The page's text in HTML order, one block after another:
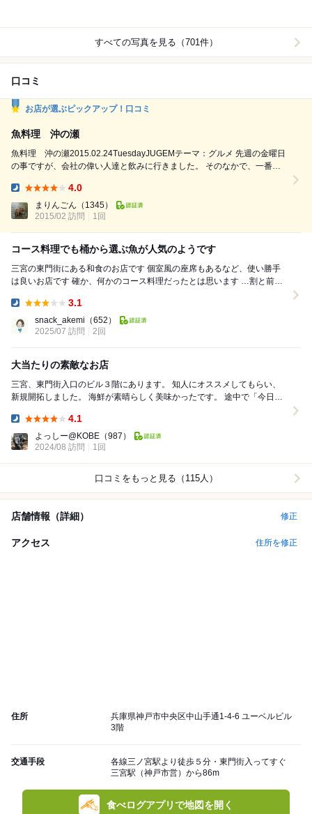
すべての写真を見る（701件）
口コミ
お店が選ぶピックアップ！口コミ
魚料理 沖の瀬
魚料理 沖の瀬2015.02.24TuesdayJUGEMテーマ：グルメ 先週の金曜日
の事ですが、会社の偉い人達と飲みに行きました。 そのなかで、一番ぺ
店は、「沖の瀬」さん。 三宮北側の東門筋に入ったところにあるお店で
す。 小豆島出身の方が経営されている、魚料理自慢のお店です。 一番の
特徴が、「桶...
4.0
まりんごん （1345）
2015/02 訪問
1回
コース料理でも桶から選ぶ魚が人気のようです
三宮の東門街にある和食のお店です 個室風の座席もあるなど、使い勝手
は良いお店です 確か、何かのコース料理だったとは思います …割と前な
3.1
snack_akemi （652）
2025/07 訪問
2回
大当たりの素敵なお店
三宮、東門街入口のビル３階にあります。 知人にオススメしてもらい、
新規開拓しました。 海鮮が素晴らしく美味かったです。 途中で「今日は
4.1
よっしー@KOBE （987）
2024/08 訪問
1回
口コミをもっと見る（115人）
店舗情報（詳細） 修正
アクセス 住所を修正
住所
兵庫県神戸市中央区中山手通1-4-6 ユーベルビル
3階
交通手段
各線三ノ宮駅より徒歩５分・東門街入ってすぐ
三宮駅（神戸市営）から86m
食べログアプリで地図を開く